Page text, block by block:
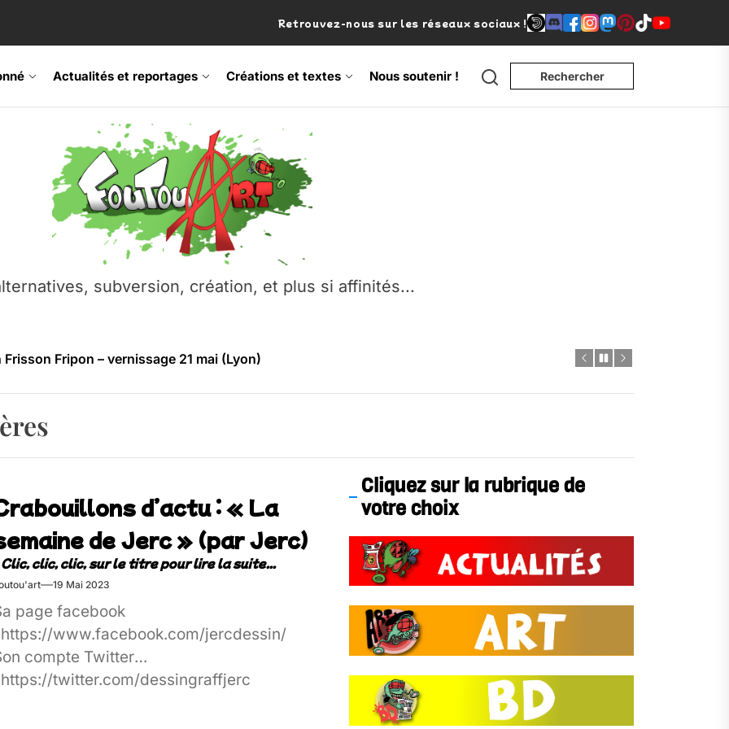
Retrouvez-nous sur les réseaux sociaux !
Actualités et reportages Créations et textes Nous soutenir ! Search Rechercher
subversion, création, et plus si affinités...
Frisson Fripon – vernissage 21 mai (Lyon)
Festival – Samedi 18 juillet (Vaulx-en-Velin)
– Ŝtono, un livre réalisé par Michaël Moretti & Pierre Lacôte
contre l’A412 à l’Établi (Haute-Savoie)
Fripon – vernissage 21 mai (Lyon)
Festival – Samedi 18 juillet (Vaulx-en-Velin)
d’actu : « La
de Jerc » (par Jerc)
19 Mai 2023
page facebook
www.facebook.com/jercdessin/
compte Twitter
twitter.com/dessingraffjerc
Cliquez sur la rubrique de
votre choix